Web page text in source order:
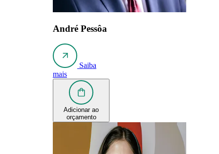
André Pessôa
Saiba
mais
Adicionar ao
orçamento